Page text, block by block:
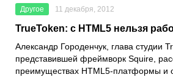
Другое 11 декабря, 2012
TrueToken: с HTML5 нельзя
Александр Городенчук, глава студии
представившей фреймворк Squire,
преимуществах HTML5-платформы и